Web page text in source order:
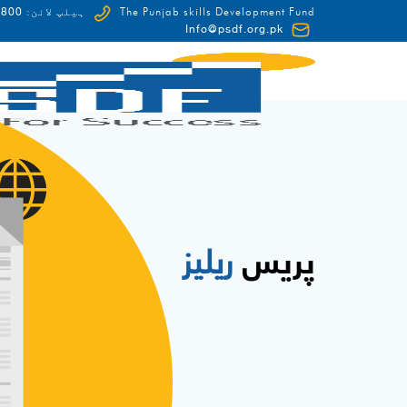
The Punjab skills Development Fund ہیلپ لائن:
Info@psdf.org.pk
FCDO
پریسریلیز